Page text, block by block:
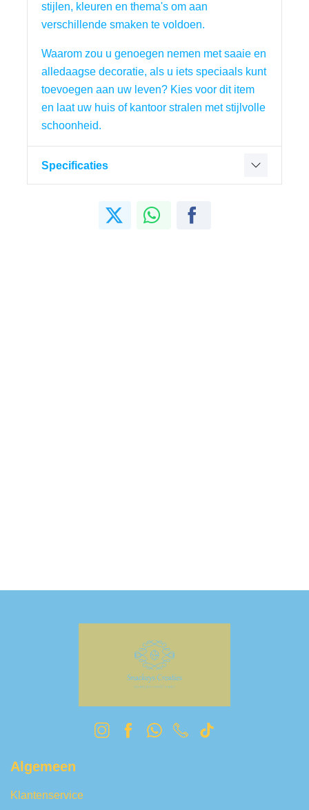
stijlen, kleuren en thema's om aan
verschillende smaken te voldoen.
Waarom zou u genoegen nemen met saaie en
alledaagse decoratie, als u iets speciaals kunt
toevoegen aan uw leven? Kies voor dit item
en laat uw huis of kantoor stralen met stijlvolle
schoonheid.
Specificaties
Algemeen
Klantenservice